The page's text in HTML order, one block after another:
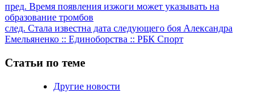
Продолжить
чтение
пред. Время появления изжоги может указывать на
образование тромбов
след. Стала известна дата следующего боя Александра
Емельяненко :: Единоборства :: РБК Спорт
Статьи по теме
Другие новости